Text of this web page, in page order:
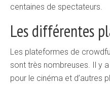
centaines de spectateurs.
Les différentes
Les plateformes de
sont très nombreuses. Il y
pour le cinéma et d’autres